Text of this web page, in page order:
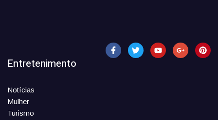
Entretenimento
Notícias
Mulher
Turismo